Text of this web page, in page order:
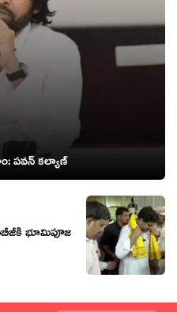
ప‌వ‌న్ క‌ల్యాణ్‌
భూమిపూజ